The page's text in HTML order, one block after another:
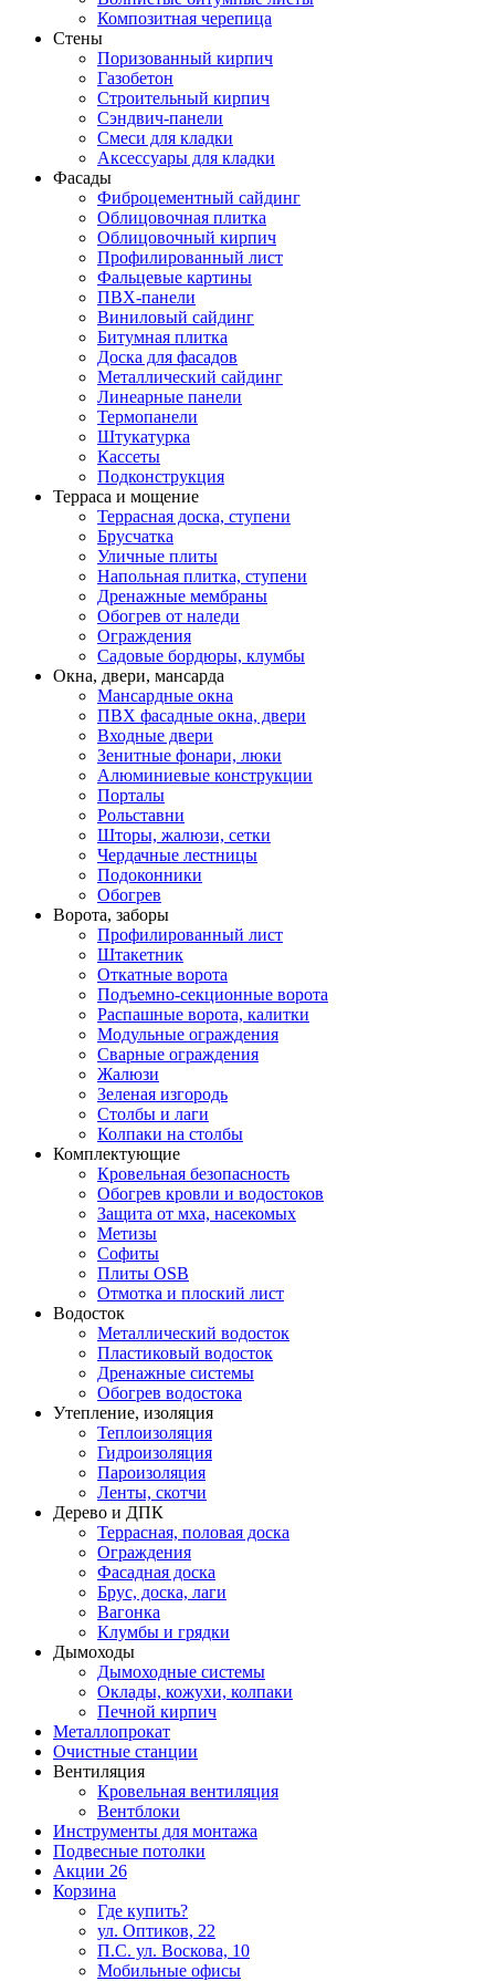
Композитная черепица
Стены
Поризованный кирпич
Газобетон
Строительный кирпич
Сэндвич-панели
Смеси для кладки
Аксессуары для кладки
Фасады
Фиброцементный сайдинг
Облицовочная плитка
Облицовочный кирпич
Профилированный лист
Фальцевые картины
ПВХ-панели
Виниловый сайдинг
Битумная плитка
Доска для фасадов
Металлический сайдинг
Линеарные панели
Термопанели
Штукатурка
Кассеты
Подконструкция
Терраса и мощение
Террасная доска, ступени
Брусчатка
Уличные плиты
Напольная плитка, ступени
Дренажные мембраны
Обогрев от наледи
Ограждения
Садовые бордюры, клумбы
Окна, двери, мансарда
Мансардные окна
ПВХ фасадные окна, двери
Входные двери
Зенитные фонари, люки
Алюминиевые конструкции
Порталы
Рольставни
Шторы, жалюзи, сетки
Чердачные лестницы
Подоконники
Обогрев
Ворота, заборы
Профилированный лист
Штакетник
Откатные ворота
Подъемно-секционные ворота
Распашные ворота, калитки
Модульные ограждения
Сварные ограждения
Жалюзи
Зеленая изгородь
Столбы и лаги
Колпаки на столбы
Комплектующие
Кровельная безопасность
Обогрев кровли и водостоков
Защита от мха, насекомых
Метизы
Софиты
Плиты OSB
Отмотка и плоский лист
Водосток
Металлический водосток
Пластиковый водосток
Дренажные системы
Обогрев водостока
Утепление, изоляция
Теплоизоляция
Гидроизоляция
Пароизоляция
Ленты, скотчи
Дерево и ДПК
Террасная, половая доска
Ограждения
Фасадная доска
Брус, доска, лаги
Вагонка
Клумбы и грядки
Дымоходы
Дымоходные системы
Оклады, кожухи, колпаки
Печной кирпич
Металлопрокат
Очистные станции
Вентиляция
Кровельная вентиляция
Вентблоки
Инструменты для монтажа
Подвесные потолки
Акции 26
Корзина
Где купить?
ул. Оптиков, 22
П.С. ул. Воскова, 10
Мобильные офисы